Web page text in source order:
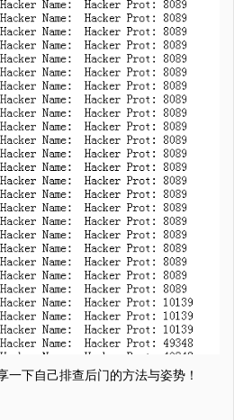
一下自己排查后门的方法与姿势！